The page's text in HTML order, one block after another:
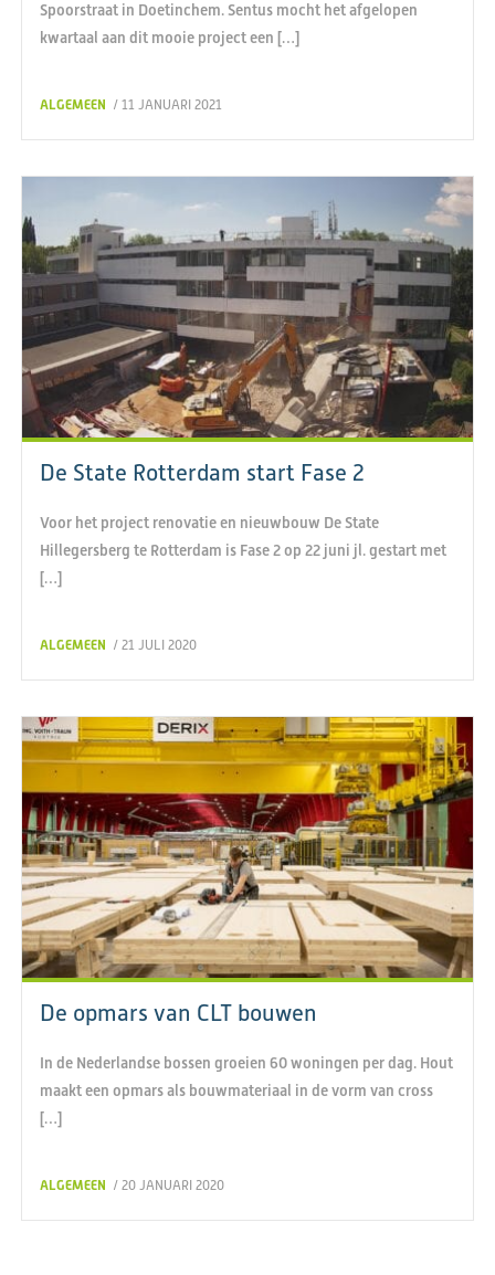
Spoorstraat in Doetinchem. Sentus mocht het afgelopen
kwartaal aan dit mooie project een […]
ALGEMEEN / 11 JANUARI 2021
De State Rotterdam start Fase 2
Voor het project renovatie en nieuwbouw De State
Hillegersberg te Rotterdam is Fase 2 op 22 juni jl. gestart met
[…]
ALGEMEEN / 21 JULI 2020
De opmars van CLT bouwen
In de Nederlandse bossen groeien 60 woningen per dag. Hout
maakt een opmars als bouwmateriaal in de vorm van cross
[…]
ALGEMEEN / 20 JANUARI 2020